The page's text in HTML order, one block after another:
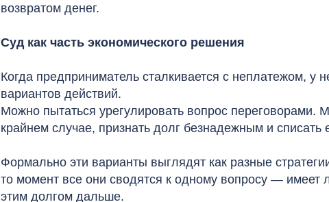
возвратом денег.
Суд как часть экономического решения
Когда предприниматель сталкивается с неплатежом, у
вариантов действий.
Можно пытаться урегулировать вопрос переговорами.
крайнем случае, признать долг безнадежным и списать
Формально эти варианты выглядят как разные
то момент все они сводятся к одному вопросу — имеет
этим долгом дальше.